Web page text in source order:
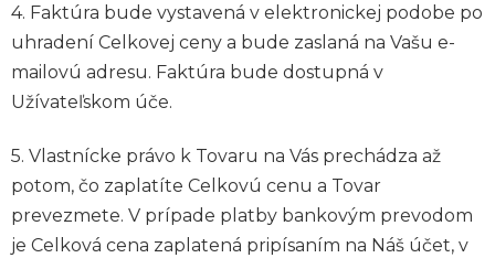
4. Faktúra bude vystavená v elektronickej podobe po
uhradení Celkovej ceny a bude zaslaná na Vašu e-
mailovú adresu. Faktúra bude dostupná v
Užívateľskom úče.
5. Vlastnícke právo k Tovaru na Vás prechádza až
potom, čo zaplatíte Celkovú cenu a Tovar
prevezmete. V prípade platby bankovým prevodom
je Celková cena zaplatená pripísaním na Náš účet, v